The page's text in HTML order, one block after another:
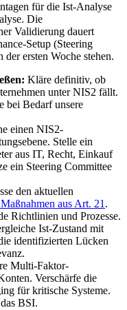
für die Ist-Analyse
Die
Validierung dauert
Setup (Steering
ersten Woche stehen.
Kläre definitiv, ob
unter NIS2 fällt.
bei Bedarf unsere
einen NIS2-
Stelle ein
aus IT, Recht, Einkauf
ein Steering Committee
den aktuellen
aus Art. 21 .
Richtlinien und Prozesse.
Ist-Zustand mit
identifizierten Lücken
Multi-Faktor-
Verschärfe die
für kritische Systeme.
BSI.